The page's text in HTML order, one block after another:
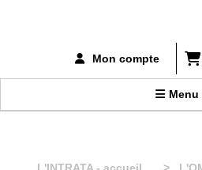
Mon compte
Menu